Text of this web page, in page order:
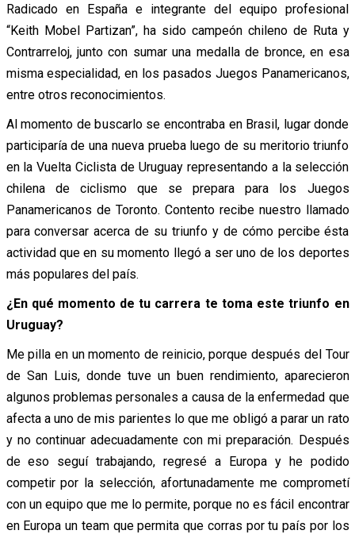
Radicado en España e integrante del equipo profesional
“Keith Mobel Partizan”, ha sido campeón chileno de Ruta y
Contrarreloj, junto con sumar una medalla de bronce, en esa
misma especialidad, en los pasados Juegos Panamericanos,
entre otros reconocimientos.
Al momento de buscarlo se encontraba en Brasil, lugar donde
participaría de una nueva prueba luego de su meritorio triunfo
en la Vuelta Ciclista de Uruguay representando a la selección
chilena de ciclismo que se prepara para los Juegos
Panamericanos de Toronto. Contento recibe nuestro llamado
para conversar acerca de su triunfo y de cómo percibe ésta
actividad que en su momento llegó a ser uno de los deportes
más populares del país.
¿En qué momento de tu carrera te toma este triunfo en
Uruguay?
Me pilla en un momento de reinicio, porque después del Tour
de San Luis, donde tuve un buen rendimiento, aparecieron
algunos problemas personales a causa de la enfermedad que
afecta a uno de mis parientes lo que me obligó a parar un rato
y no continuar adecuadamente con mi preparación. Después
de eso seguí trabajando, regresé a Europa y he podido
competir por la selección, afortunadamente me comprometí
con un equipo que me lo permite, porque no es fácil encontrar
en Europa un team que permita que corras por tu país por los